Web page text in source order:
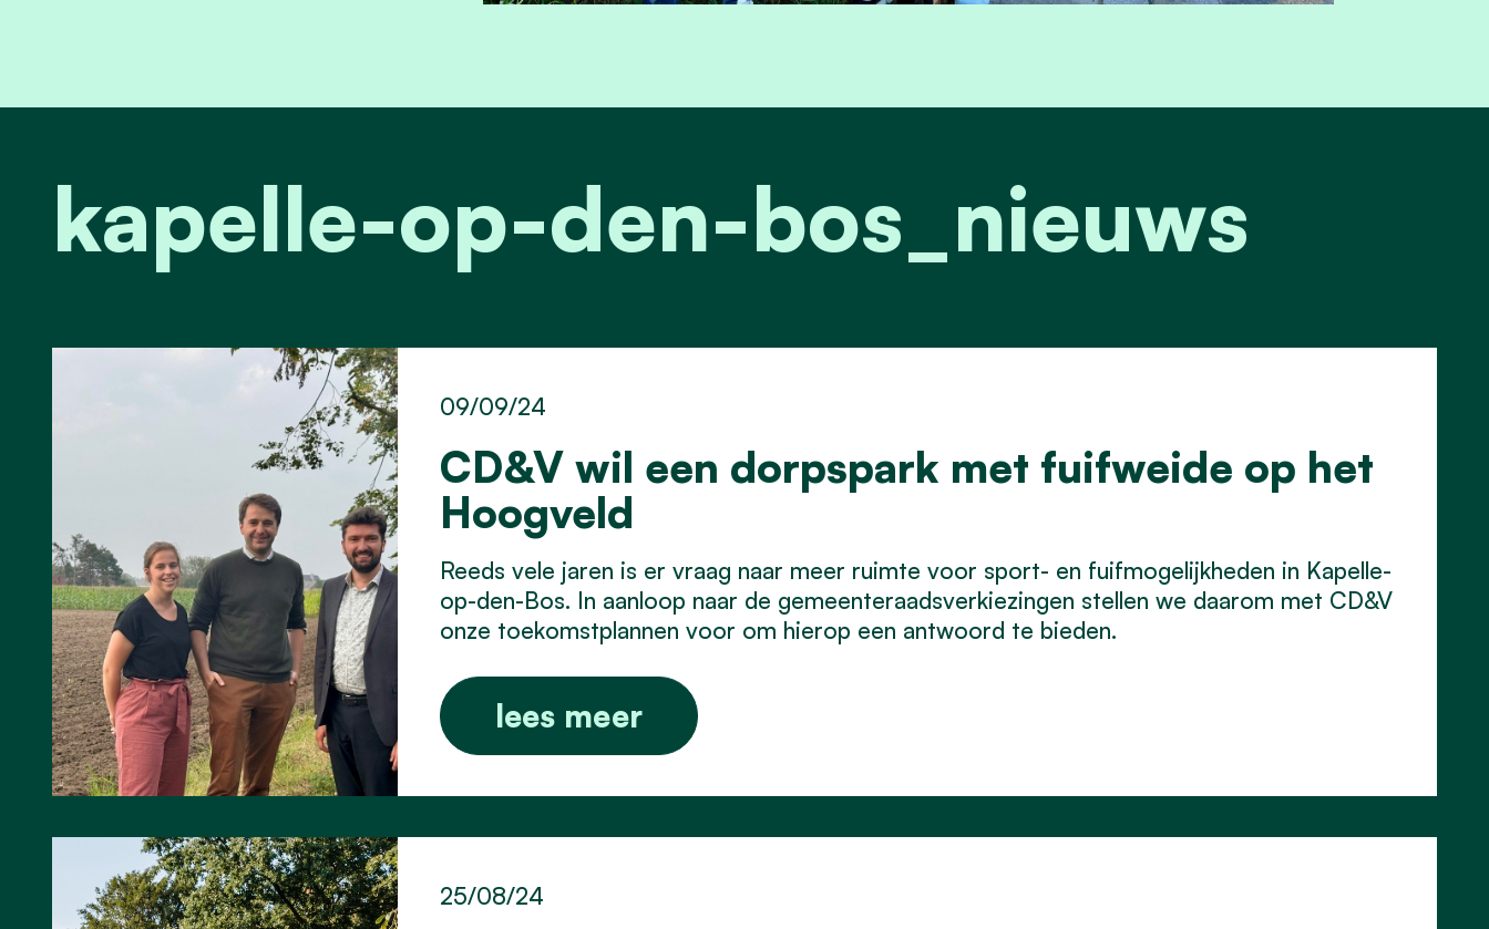
kapelle-op-den-bos_nieuws
CD&V wil een dorpspark met fuifweide op het
Hoogveld
09/09/24
Reeds vele jaren is er vraag naar meer ruimte voor sport- en fuifmogelijkheden in Kapelle-
op-den-Bos. In aanloop naar de gemeenteraadsverkiezingen stellen we daarom met CD&V
onze toekomstplannen voor om hierop een antwoord te bieden.
lees meer
25/08/24